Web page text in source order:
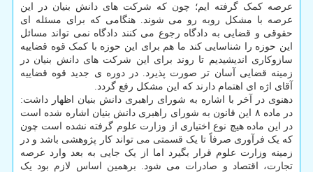
عرصه کمک گرفته ایم؛ چون که شرکت های دانش بنیان در این
عرصه با مشکل روبه رو می شوند. هنگامی که برای مسئله ای
حقوقی و قضایی به دادگاه رجوع می کنند دادگاه نمی تواند مسائل
این حوزه را شناسایی کند ما هم برای این حوزه با کمک قوه قضاییه
سازوکاری اندیشیدیم تا روند برای این شرکت های دانش بنیان در
زمینه قضایی آسان تر صورت پذیرد. در دوره ی جدید قوه قضاییه
آقای اژه ای اهتمام دارند که این مشکل رفع گردد.
دهنوی در آخر با اشاره به شورای راهبری دانش بنیان اظهار داشت:
در ماده ۸ این قانون به شورای راهبری دانش بنیان اشاره شده است
در این ماده هیچ نوع اختیاری از وزارت علوم گرفته نشده است چون
که یک فرآوری صرفاً تا یک قسمتی می تواند کار پژوهشی باشد و در
زمینه وزارت علوم قرار بگیرد اما از یک جایی به بعد وارد عرصه
تجارت، اقتصاد و صادرات می شود. برهمین اساس لازم بود یک